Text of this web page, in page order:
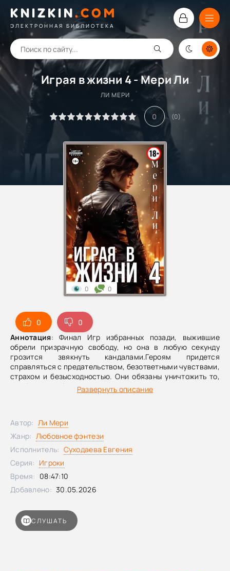
KNIZKIN.COM
ЭЛЕКТРОННАЯ БИБЛИОТЕКА
Играя в жизни 4 - Мери Ли
ЛИ МЕРИ
0 (0)
0
0
Аннотация: Финал Игр избранных позади, выжившие
обрели призрачную свободу, но она в любую секунду
грозится звякнуть кандалами.Героям придется
справляться с предательством, безответными чувствами,
страхом и безысходностью. Они обязаны уничтожить то,
что было незыблемо сотни лет.
Развернуть описание
0 0
СЛУШАТЬ
Автор: Ли Мери
Жанр: Любовное фэнтези
Исполнитель: Суходаева Евгения
Серия: Игроки
Время: 08:47:10
Добавлено: 30.05.2026